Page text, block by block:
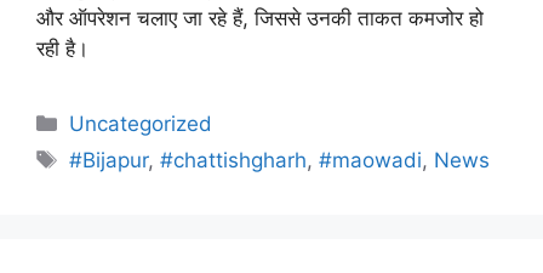
और ऑपरेशन चलाए जा रहे हैं, जिससे उनकी ताकत कमजोर हो
रही है।
Uncategorized
#Bijapur,#chattishgharh,#maowadi, News